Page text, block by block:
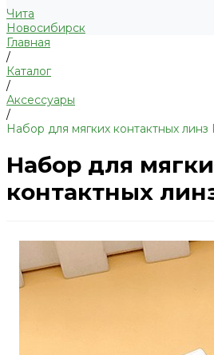
Чита
Новосибирск
Главная
/
Каталог
/
Аксессуары
/
Набор для мягких контактных линз
Набор для
контактных